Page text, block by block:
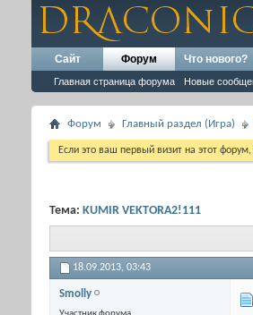
Сайт Форум
Главная страница форума Новые
Что нового?
Форум Главный раздел (Игра)
Если это ваш первый визит на этот
Тема: KUMIR VEKTORA2!111
18.09.2013, 03:43
Smolly